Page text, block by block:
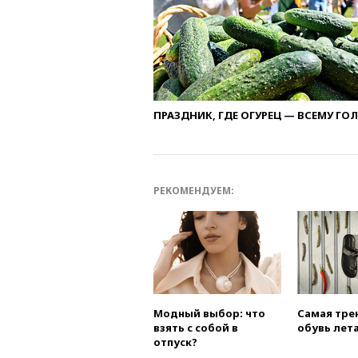
ПРАЗДНИК, ГДЕ ОГУРЕЦ — ВСЕМУ
РЕКОМЕНДУЕМ:
Модный выбор: что
взять с собой в
отпуск?
Самая
обувь